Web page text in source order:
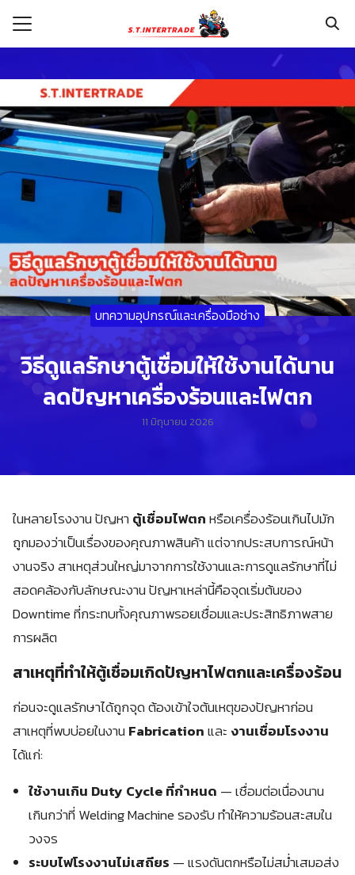
content
ก
เงิน
รา
บทความอุปกรณ์และเครื่องมือช่าง
วิธีดูแลรักษาตู้เชื่อมให้ใช้งานได้นาน
ลดปัญหาเครื่องร้อนและไฟตก
11 มิถุนายน 2026
ในหลายโรงงาน ปัญหาตู้เชื่อมไฟตกหรือเครื่องร้อนเกินไปมัก
ถูกมองว่าเป็นเรื่องของคุณภาพสินค้า แต่จากประสบการณ์หน้า
งานจริง สาเหตุส่วนใหญ่มาจากการใช้งานและการดูแลรักษาที่ไม่
สอดคล้องกับลักษณะงาน ปัญหาเหล่านี้คือจุดเริ่มต้นของ
Downtime ที่กระทบทั้งคุณภาพรอยเชื่อมและประสิทธิภาพสาย
การผลิต
สาเหตุที่ทำให้ตู้เชื่อมเกิดปัญหาไฟตกและเครื่องร้อน
ก่อนจะดูแลรักษาได้ถูกจุด ต้องเข้าใจต้นเหตุของปัญหาก่อน
สาเหตุที่พบบ่อยในงาน Fabricationและงานเชื่อมโรงงาน
ได้แก่:
ใช้งานเกิน Duty Cycle ที่กำหนด — เชื่อมต่อเนื่องนาน
เกินกว่าที่ Welding Machine รองรับ ทำให้ความร้อนสะสมใน
วงจร
ระบบไฟโรงงานไม่เสถียร — แรงดันตกหรือไม่สม่ำเสมอส่ง